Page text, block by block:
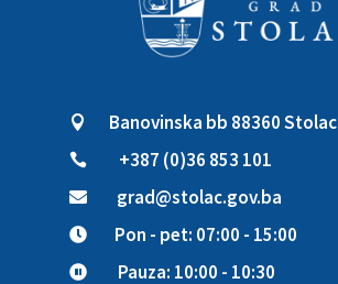
 Banovinska bb 88360 Stolac
 +387 (0)36 853 101
 grad@stolac.gov.ba
 Pon - pet: 07:00 - 15:00
 Pauza: 10:00 - 10:30